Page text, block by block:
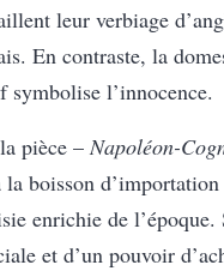
leur verbiage
En contraste, la
symbolise l’innocence.
pièce –Napoléon-
la boisson
enrichie de l’époque.
et d’un pouvoir